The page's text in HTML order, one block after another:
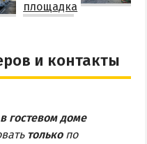
и контакты
гостевом доме
толькопо